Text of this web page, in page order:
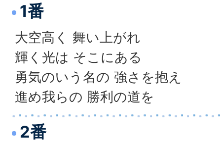
1番
大空高く 舞い上がれ
輝く光は そこにある
勇気のいう名の 強さを抱え
進め我らの 勝利の道を
2番